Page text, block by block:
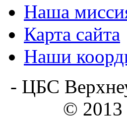
Наша
Карта сайта
Наши
- ЦБС
© 2013